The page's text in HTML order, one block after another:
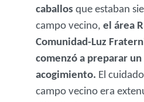
caballos que estaban
campo vecino, el área
Comunidad-Luz
comenzó a preparar un
acogimiento. El
campo vecino era